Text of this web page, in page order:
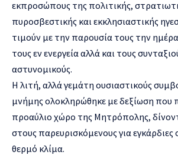
εκπροσώπους της πολιτικής,
πυροσβεστικής και εκκλησιαστικής
τιμούν με την παρουσία τους την
τους εν ενεργεία αλλά και τους
αστυνομικούς.
Η λιτή, αλλά γεμάτη ουσιαστικούς
μνήμης ολοκληρώθηκε με δεξίωση που
προαύλιο χώρο της Μητρόπολης,
στους παρευρισκόμενους για εγκάρδιες
θερμό κλίμα.